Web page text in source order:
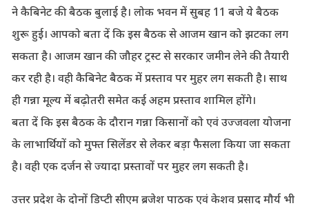
ने कैबिनेट की बैठक बुलाई है। लोक भवन में सुबह 11 बजे ये बैठक
शुरू हुई। आपको बता दें कि इस बैठक से आजम खान को झटका लग
सकता है। आजम खान की जौहर ट्रस्ट से सरकार जमीन लेने की तैयारी
कर रही है। वही कैबिनेट बैठक में प्रस्ताव पर मुहर लग सकती है। साथ
ही गन्ना मूल्य में बढ़ोतरी समेत कई अहम प्रस्ताव शामिल होंगे।
बता दें कि इस बैठक के दौरान गन्ना किसानों को एवं उज्जवला योजना
के लाभार्थियों को मुफ्त सिलेंडर से लेकर बड़ा फैसला किया जा सकता
है। वही एक दर्जन से ज्यादा प्रस्तावों पर मुहर लग सकती है।
उत्तर प्रदेश के दोनों डिप्टी सीएम ब्रजेश पाठक एवं केशव प्रसाद मौर्य भी